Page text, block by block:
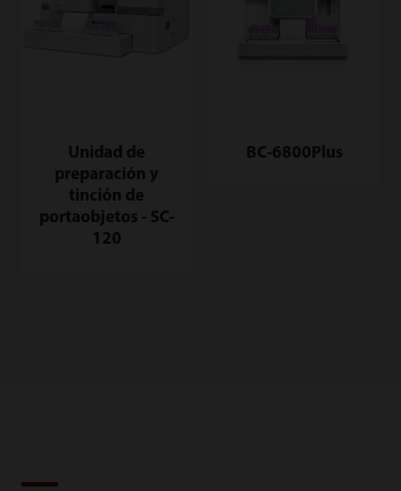
Unidad de
preparación y
tinción de
portaobjetos - SC-
120
BC-6800Plus